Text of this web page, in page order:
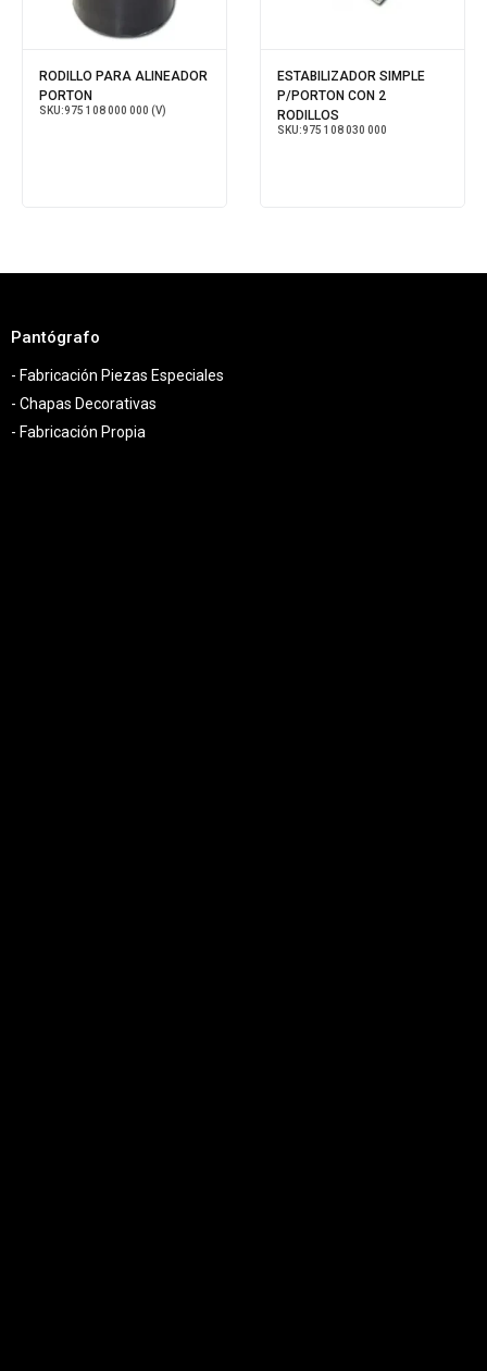
RODILLO PARA ALINEADOR
PORTON
SKU:975 108 000 000 (V)
ESTABILIZADOR SIMPLE
P/PORTON CON 2
RODILLOS
SKU:975 108 030 000
Pantógrafo
- Fabricación Piezas Especiales
- Chapas Decorativas
- Fabricación Propia